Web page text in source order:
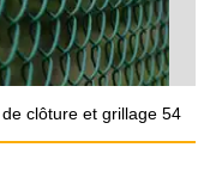
de clôture et grillage 54